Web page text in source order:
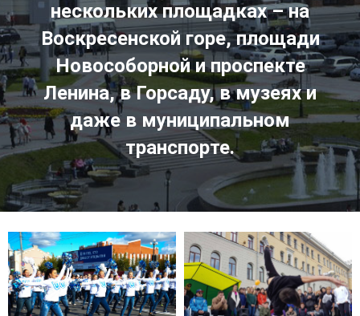
нескольких площадках – на
Воскресенской горе, площади
Новособорной и проспекте
Ленина, в Горсаду, в музеях и
даже в муниципальном
транспорте.